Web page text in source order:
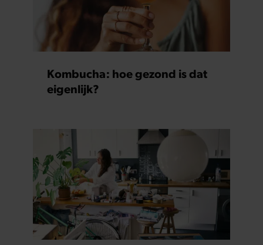
partners kunnen deze gegevens combineren met andere
informatie die u aan ze heeft verstrekt of die ze hebben
verzameld op basis van uw gebruik van hun services. U
gaat akkoord met onze cookies als u onze website blijft
gebruiken.Kombucha: hoe gezond is dat
eigenlijk?